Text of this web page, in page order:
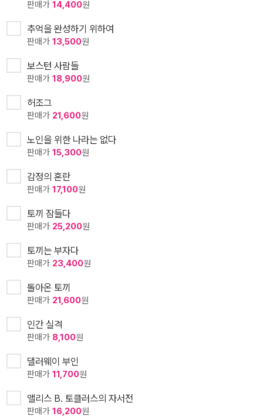
판매가 14,400원
추억을 완성하기 위하여
판매가 13,500원
보스턴 사람들
판매가 18,900원
허조그
판매가 21,600원
노인을 위한 나라는 없다
판매가 15,300원
감정의 혼란
판매가 17,100원
토끼 잠들다
판매가 25,200원
토끼는 부자다
판매가 23,400원
돌아온 토끼
판매가 21,600원
인간 실격
판매가 8,100원
댈러웨이 부인
판매가 11,700원
앨리스 B. 토클러스의 자서전
판매가 16,200원